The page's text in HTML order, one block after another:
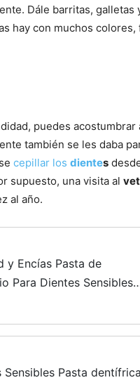
Dále barritas, galletas
hay con muchos
puedes acostumbrar
también se les daba
cepillar los dientes
supuesto, una visita al
al año.
y Encías Pasta de
Para Dientes Sensibles
Sensibles Pasta dentífrica